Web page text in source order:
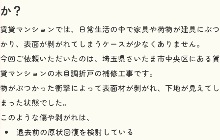
か？
賃貸マンションでは、日常生活の中で家具や荷物が建具にぶつ
かり、表面が剥がれてしまうケースが少なくありません。
今回ご依頼いただいたのは、埼玉県さいたま市中央区にある賃
貸マンションの木目調折戸の補修工事です。
物がぶつかった衝撃によって表面材が剥がれ、下地が見えてし
まった状態でした。
このような傷や剥がれは、
退去前の原状回復を検討している